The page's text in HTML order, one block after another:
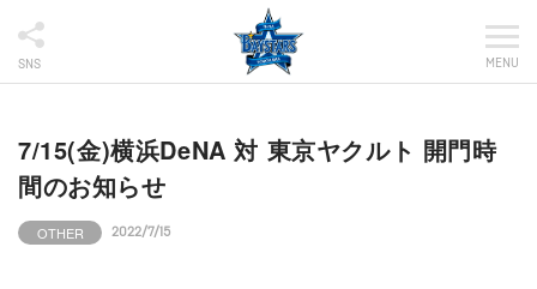
SNS MENU
7/15(金)横浜DeNA 対 東京ヤクルト 開門時
間のお知らせ
OTHER 2022/7/15